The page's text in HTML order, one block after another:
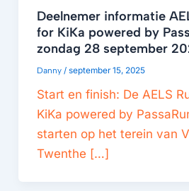
Deelnemer informatie
for KiKa powered by
zondag 28 september
Danny / september 15, 2025
Start en finish: De AELS
KiKa powered by
starten op het terein van
Twenthe […]